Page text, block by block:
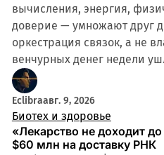
вычисления, энергия,
доверие — умножают друг
оркестрация связок, а не
венчурных денег недели
Eclibraавг. 9, 2026
Биотех и здоровье
«Лекарство не доходит
$60 млн на доставку РНК